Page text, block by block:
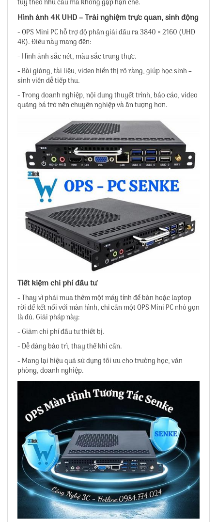
tùy theo nhu cầu mà không gặp hạn chế.
Hình ảnh 4K UHD – Trải nghiệm trực quan, sinh động
- OPS Mini PC hỗ trợ độ phân giải đầu ra 3840 × 2160 (UHD
4K). Điều này mang đến:
- Hình ảnh sắc nét, màu sắc trung thực.
- Bài giảng, tài liệu, video hiển thị rõ ràng, giúp học sinh –
sinh viên dễ tiếp thu.
- Trong doanh nghiệp, nội dung thuyết trình, báo cáo, video
quảng bá trở nên chuyên nghiệp và ấn tượng hơn.
Tiết kiệm chi phí đầu tư
- Thay vì phải mua thêm một máy tính để bàn hoặc laptop
rời để kết nối với màn hình, chỉ cần một OPS Mini PC nhỏ gọn
là đủ. Giải pháp này:
- Giảm chi phí đầu tư thiết bị.
- Dễ dàng bảo trì, thay thế khi cần.
- Mang lại hiệu quả sử dụng tối ưu cho trường học, văn
phòng, doanh nghiệp.